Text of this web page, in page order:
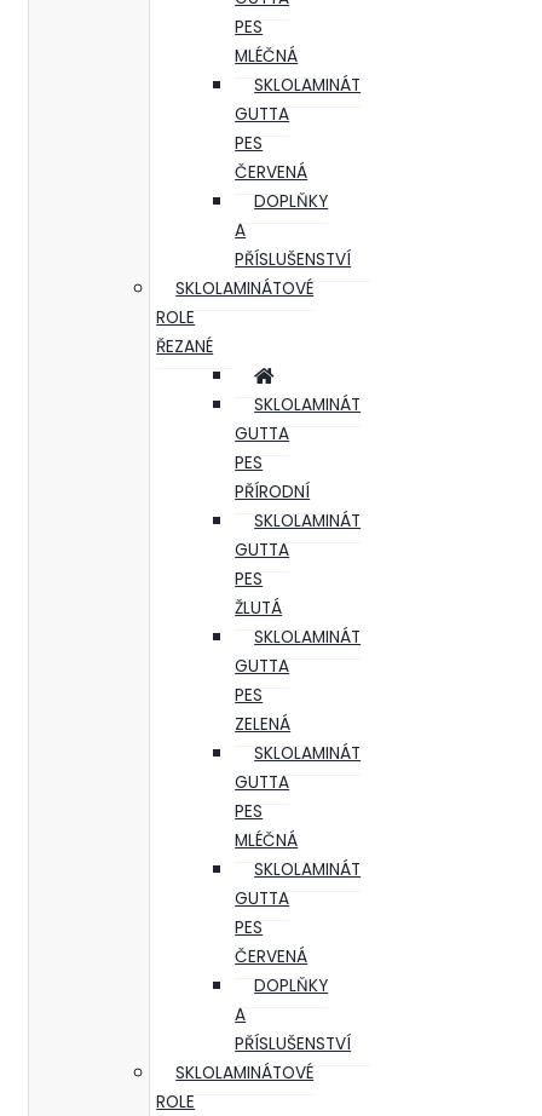
PES
MLÉČNÁ
SKLOLAMINÁT
GUTTA
PES
ČERVENÁ
DOPLŇKY
A
PŘÍSLUŠENSTVÍ
SKLOLAMINÁTOVÉ
ROLE
ŘEZANÉ
SKLOLAMINÁT
GUTTA
PES
PŘÍRODNÍ
SKLOLAMINÁT
GUTTA
PES
ŽLUTÁ
SKLOLAMINÁT
GUTTA
PES
ZELENÁ
SKLOLAMINÁT
GUTTA
PES
MLÉČNÁ
SKLOLAMINÁT
GUTTA
PES
ČERVENÁ
DOPLŇKY
A
PŘÍSLUŠENSTVÍ
SKLOLAMINÁTOVÉ
ROLE